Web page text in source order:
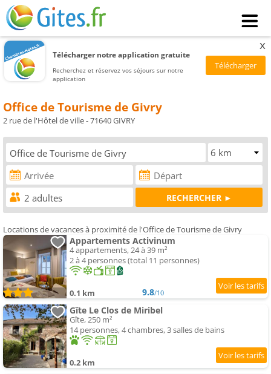
Télécharger notre application gratuite
Recherchez et réservez vos séjours sur notre
application
x
Office de Tourisme de Givry
2 rue de l'Hôtel de ville - 71640 GIVRY
Locations de vacances à proximité de l'Office de Tourisme de Givry
Appartements Activinum
4 appartements, 24 à 39 m²
2 à 4 personnes (total 11 personnes)
0.1 km 9.8/10
Gîte Le Clos de Miribel
Gîte, 250 m²
14 personnes, 4 chambres, 3 salles de bains
0.2 km